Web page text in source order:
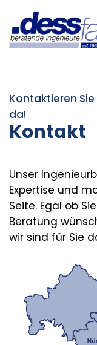
Kontaktieren Sie
da!
Kontakt
Unser
Expertise und
Seite. Egal ob
Beratung
wir sind für Sie